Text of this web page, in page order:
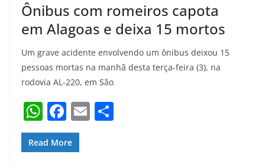
Ônibus com romeiros capota
em Alagoas e deixa 15 mortos
Um grave acidente envolvendo um ônibus deixou 15
pessoas mortas na manhã desta terça-feira (3), na
rodovia AL-220, em São
W
h
at
F
a
c
E
Read More